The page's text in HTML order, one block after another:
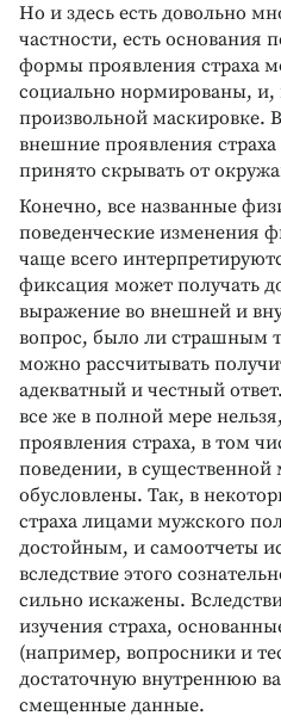
Но и здесь есть довольно
частности, есть основания
формы проявления страха
социально нормированы,
произвольной маскировке.
внешние проявления
принято скрывать от
Конечно, все названные
поведенческие изменения
чаще всего
фиксация может получать
выражение во внешней и
вопрос, было ли страшным
можно рассчитывать
адекватный и честный
все же в полной мере
проявления страха, в том
поведении, в существенной
обусловлены. Так, в
страха лицами мужского
достойным, и самоотчеты
вследствие этого
сильно искажены.
изучения страха,
(например, вопросники и
достаточную внутреннюю
смещенные данные.